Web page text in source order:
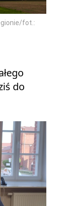
fot.:
do